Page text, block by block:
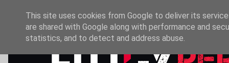
This site uses cookies from Google to deliver its
are shared with Google along with performance and
statistics, and to detect and address abuse.